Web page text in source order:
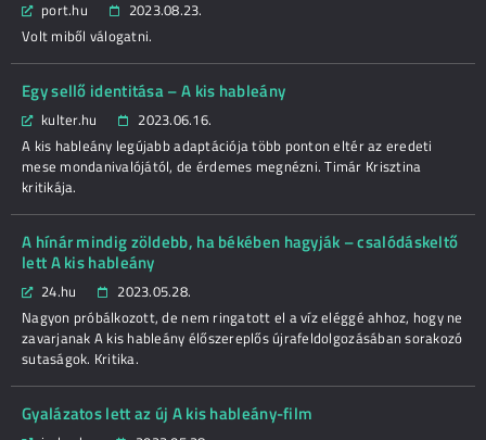
port.hu
2023.08.23.
Volt miből válogatni.
Egy sellő identitása – A kis hableány
kulter.hu
2023.06.16.
A kis hableány legújabb adaptációja több ponton eltér az eredeti
mese mondanivalójától, de érdemes megnézni. Timár Krisztina
kritikája.
A hínár mindig zöldebb, ha békében hagyják – csalódáskeltő
lett A kis hableány
24.hu
2023.05.28.
Nagyon próbálkozott, de nem ringatott el a víz eléggé ahhoz, hogy ne
zavarjanak A kis hableány élőszereplős újrafeldolgozásában sorakozó
sutaságok. Kritika.
Gyalázatos lett az új A kis hableány-film